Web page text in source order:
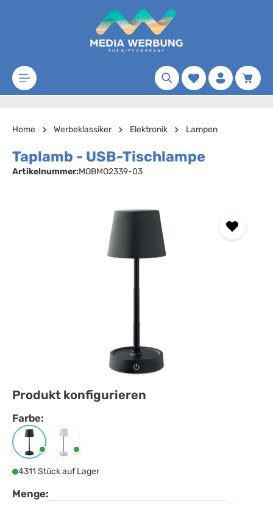
Zum Hauptinhalt springen
Merkzettel
Home Werbeklassiker Elektronik Lampen
Taplamb - USB-Tischlampe
Artikelnummer:MOBMO2339-03
Produkt konfigurieren
Farbe:
Farbeauswählen
Schwarz Weiss
4311 Stück auf Lager
Menge: